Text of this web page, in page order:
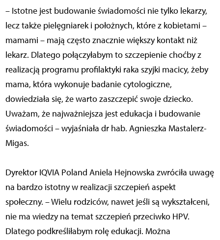
– Istotne jest budowanie świadomości nie tylko lekarzy,
lecz także pielęgniarek i położnych, które z kobietami –
mamami – mają często znacznie większy kontakt niż
lekarz. Dlatego połączyłabym to szczepienie choćby z
realizacją programu profilaktyki raka szyjki macicy, żeby
mama, która wykonuje badanie cytologiczne,
dowiedziała się, że warto zaszczepić swoje dziecko.
Uważam, że najważniejsza jest edukacja i budowanie
świadomości – wyjaśniała dr hab. Agnieszka Mastalerz-
Migas.
Dyrektor IQVIA Poland Aniela Hejnowska zwróciła uwagę
na bardzo istotny w realizacji szczepień aspekt
społeczny. – Wielu rodziców, nawet jeśli są wykształceni,
nie ma wiedzy na temat szczepień przeciwko HPV.
Dlatego podkreśliłabym rolę edukacji. Można